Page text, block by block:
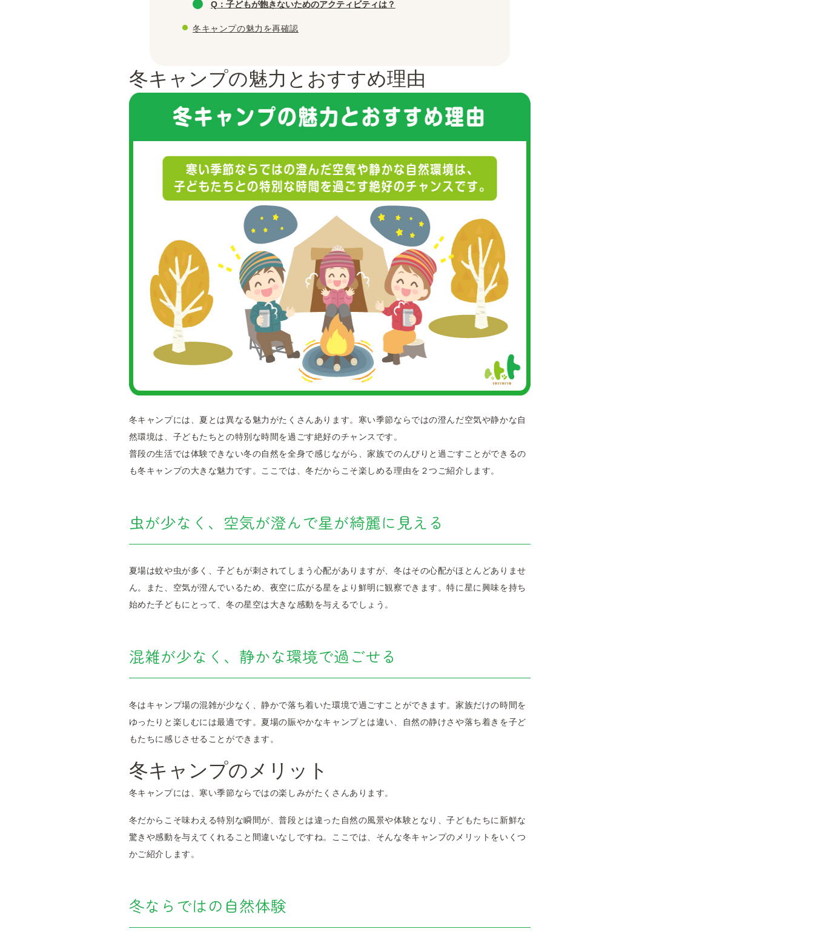
Q：子どもが飽きないためのアクティビティは？
冬キャンプの魅力を再確認
冬キャンプの魅力とおすすめ理由
冬キャンプには、夏とは異なる魅力がたくさんあります。寒い季節ならではの澄んだ空気や静かな自
然環境は、子どもたちとの特別な時間を過ごす絶好のチャンスです。
普段の生活では体験できない冬の自然を全身で感じながら、家族でのんびりと過ごすことができるの
も冬キャンプの大きな魅力です。ここでは、冬だからこそ楽しめる理由を２つご紹介します。
虫が少なく、空気が澄んで星が綺麗に見える
夏場は蚊や虫が多く、子どもが刺されてしまう心配がありますが、冬はその心配がほとんどありませ
ん。また、空気が澄んでいるため、夜空に広がる星をより鮮明に観察できます。特に星に興味を持ち
始めた子どもにとって、冬の星空は大きな感動を与えるでしょう。
混雑が少なく、静かな環境で過ごせる
冬はキャンプ場の混雑が少なく、静かで落ち着いた環境で過ごすことができます。家族だけの時間を
ゆったりと楽しむには最適です。夏場の賑やかなキャンプとは違い、自然の静けさや落ち着きを子ど
もたちに感じさせることができます。
冬キャンプのメリット
冬キャンプには、寒い季節ならではの楽しみがたくさんあります。
冬だからこそ味わえる特別な瞬間が、普段とは違った自然の風景や体験となり、子どもたちに新鮮な
驚きや感動を与えてくれること間違いなしですね。ここでは、そんな冬キャンプのメリットをいくつ
かご紹介します。
冬ならではの自然体験